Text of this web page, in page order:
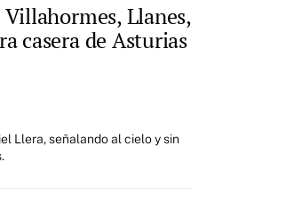
Llanes,
casera de Asturias
Llera, señalando al cielo y sin